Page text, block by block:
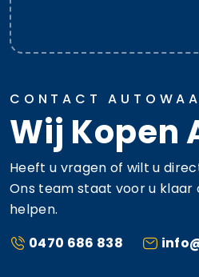
CONTACT
Wij Kopen
Heeft u vragen of wilt u
Ons team staat voor u klaar
helpen.
0470 686 838